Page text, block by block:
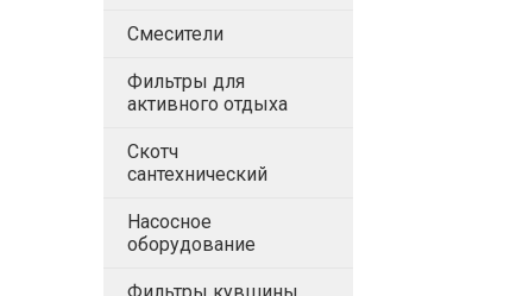
Смесители
Фильтры для
активного отдыха
Скотч
сантехнический
Насосное
оборудование